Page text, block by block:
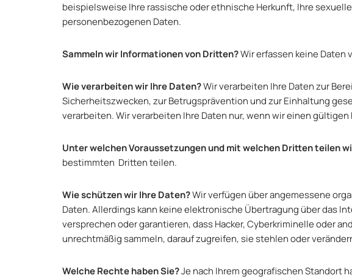
beispielsweise Ihre rassische oder ethnische Herkunft, Ihre
personenbezogenen Daten.
Sammeln wir Informationen von Dritten?Wir erfassen keine Daten
Wie verarbeiten wir Ihre Daten?Wir verarbeiten Ihre Daten zur
Sicherheitszwecken, zur Betrugsprävention und zur Einhaltung
verarbeiten. Wir verarbeiten Ihre Daten nur, wenn wir einen
Unter welchen Voraussetzungen und mit welchen Dritten teilen
bestimmten Dritten teilen.
Wie schützen wir Ihre Daten?Wir verfügen über angemessene
Daten. Allerdings kann keine elektronische Übertragung über das
versprechen oder garantieren, dass Hacker, Cyberkriminelle oder
unrechtmäßig sammeln, darauf zugreifen, sie stehlen oder
Welche Rechte haben Sie?Je nach Ihrem geografischen Standort